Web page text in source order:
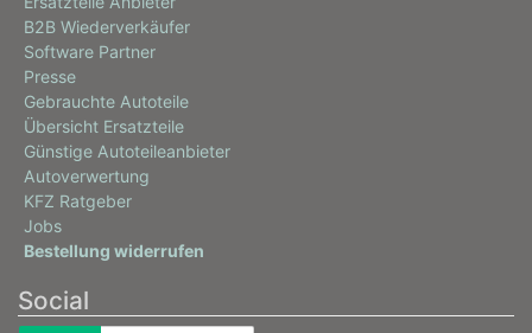
B2B Wiederverkäufer
Software Partner
Presse
Gebrauchte Autoteile
Übersicht Ersatzteile
Günstige Autoteileanbieter
Autoverwertung
KFZ Ratgeber
Jobs
Bestellung widerrufen
Social